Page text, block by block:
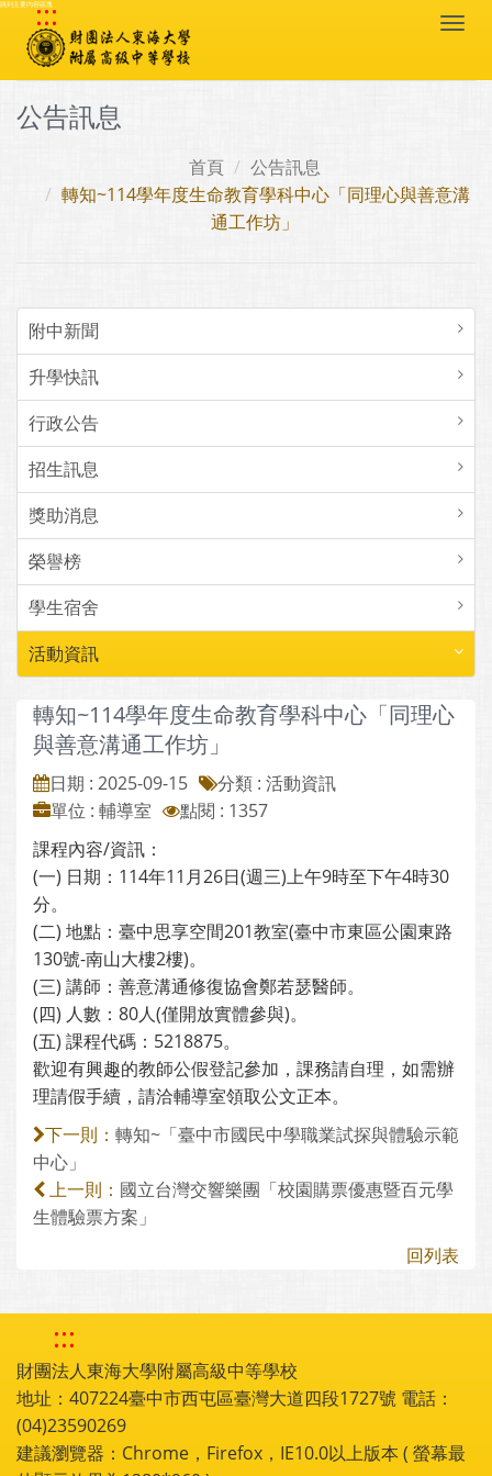
跳到主要內容區塊
:::
公告訊息
首頁
公告訊息
轉知~114學年度生命教育學科中心「同理心與善意溝
通工作坊」
附中新聞
升學快訊
行政公告
招生訊息
獎助消息
榮譽榜
學生宿舍
活動資訊
轉知~114學年度生命教育學科中心「同理心
與善意溝通工作坊」
日期 : 2025-09-15
分類 : 活動資訊
單位 : 輔導室
點閱 : 1357
課程內容/資訊：
(一) 日期：114年11月26日(週三)上午9時至下午4時30
分。
(二) 地點：臺中思享空間201教室(臺中市東區公園東路
130號-南山大樓2樓)。
(三) 講師：善意溝通修復協會鄭若瑟醫師。
(四) 人數：80人(僅開放實體參與)。
(五) 課程代碼：5218875。
歡迎有興趣的教師公假登記參加，課務請自理，如需辦
理請假手續，請洽輔導室領取公文正本。
下一則： 轉知~「臺中市國民中學職業試探與體驗示範
中心」
上一則： 國立台灣交響樂團「校園購票優惠暨百元學
生體驗票方案」
回列表
:::
財團法人東海大學附屬高級中等學校
地址：407224臺中市西屯區臺灣大道四段1727號 電話：
(04)23590269
建議瀏覽器：Chrome，Firefox，IE10.0以上版本 ( 螢幕最